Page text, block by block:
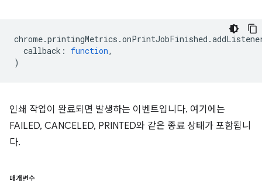
chrome.printingMetrics .onPrintJobFinished .
callback : function,
)
인쇄 작업이 완료되면 발생하는 이벤트입니다. 여기에는
FAILED, CANCELED, PRINTED와 같은 종료 상태가 포함됩니
다.
매개변수